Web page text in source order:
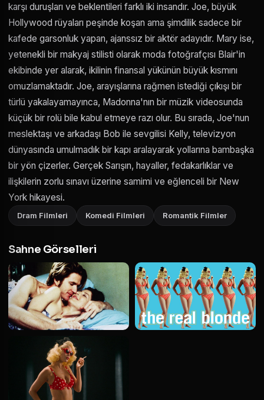
karşı duruşları ve beklentileri farklı iki insandır. Joe, büyük
Hollywood rüyaları peşinde koşan ama şimdilik sadece bir
kafede garsonluk yapan, ajanssız bir aktör adayıdır. Mary ise,
yetenekli bir makyaj stilisti olarak moda fotoğrafçısı Blair'in
ekibinde yer alarak, ikilinin finansal yükünün büyük kısmını
omuzlamaktadır. Joe, arayışlarına rağmen istediği çıkışı bir
türlü yakalayamayınca, Madonna'nın bir müzik videosunda
küçük bir rolü bile kabul etmeye razı olur. Bu sırada, Joe'nun
meslektaşı ve arkadaşı Bob ile sevgilisi Kelly, televizyon
dünyasında umulmadık bir kapı aralayarak yollarına bambaşka
bir yön çizerler. Gerçek Sarışın, hayaller, fedakarlıklar ve
ilişkilerin zorlu sınavı üzerine samimi ve eğlenceli bir New
York hikayesi.
Dram Filmleri Komedi Filmleri Romantik Filmler
Sahne Görselleri